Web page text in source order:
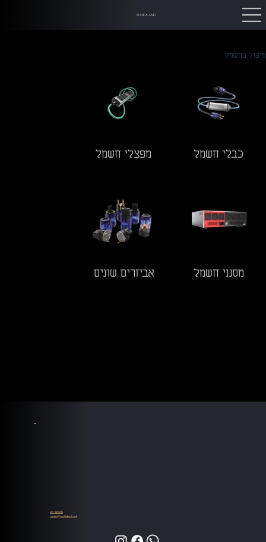
AUDIOLAND
טיפול בחשמל
כבלי חשמל מפצלי חשמל
מסנני חשמל אביזרים שונים
055-9935839
contact@audioland.co.il